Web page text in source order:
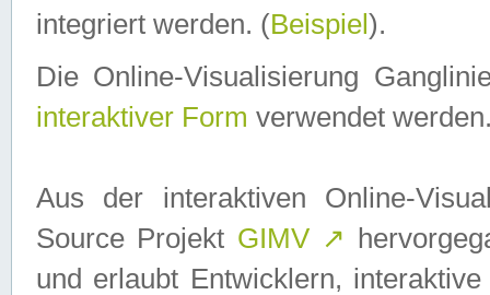
integriert werden. (Beispiel ).
Die Online-Visualisierung
interaktiver Form verwendet
Aus der interaktiven Online-
Source Projekt GIMV ↗
und erlaubt Entwicklern,